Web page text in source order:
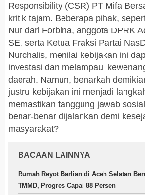
Responsibility (CSR) PT Mifa
kritik tajam. Beberapa pihak,
Nur dari Forbina, anggota DPRK
SE, serta Ketua Fraksi Partai
Nurchalis, menilai kebijakan ini
investasi dan melampaui
daerah. Namun, benarkah
justru kebijakan ini menjadi
memastikan tanggung jawab
benar-benar dijalankan demi
masyarakat?
BACAAN LAINNYA
Rumah Reyot Barlian di Aceh Selatan
TMMD, Progres Capai 88 Persen